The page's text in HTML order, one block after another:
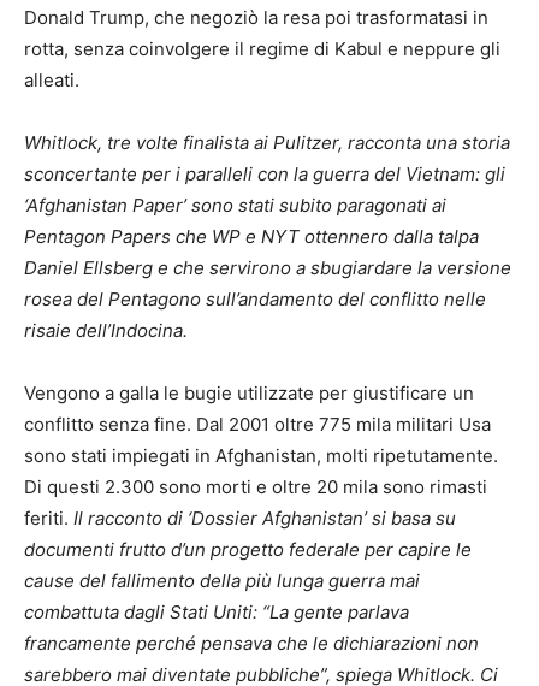
Donald Trump, che negoziò la resa poi trasformatasi in
rotta, senza coinvolgere il regime di Kabul e neppure gli
alleati.
Whitlock, tre volte finalista ai Pulitzer, racconta una storia
sconcertante per i paralleli con la guerra del Vietnam: gli
‘Afghanistan Paper’ sono stati subito paragonati ai
Pentagon Papers che WP e NYT ottennero dalla talpa
Daniel Ellsberg e che servirono a sbugiardare la versione
rosea del Pentagono sull’andamento del conflitto nelle
risaie dell’Indocina.
Vengono a galla le bugie utilizzate per giustificare un
conflitto senza fine. Dal 2001 oltre 775 mila militari Usa
sono stati impiegati in Afghanistan, molti ripetutamente.
Di questi 2.300 sono morti e oltre 20 mila sono rimasti
feriti. Il racconto di ‘Dossier Afghanistan’ si basa su
documenti frutto d’un progetto federale per capire le
cause del fallimento della più lunga guerra mai
combattuta dagli Stati Uniti: “La gente parlava
francamente perché pensava che le dichiarazioni non
sarebbero mai diventate pubbliche”, spiega Whitlock. Ci